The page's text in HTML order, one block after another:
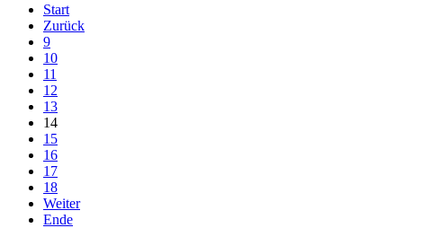
Start
Zurück
9
10
11
12
13
14
15
16
17
18
Weiter
Ende